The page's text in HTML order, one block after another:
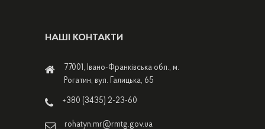
НАШІ КОНТАКТИ
77001, Івано-Франківська обл., м.
Рогатин, вул. Галицька, 65
+380 (3435) 2-23-60
rohatyn.mr@rmtg.gov.ua